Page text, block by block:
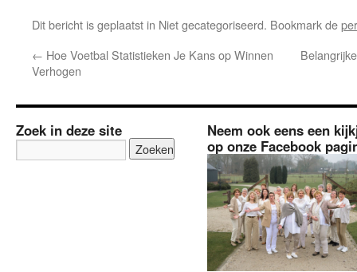
Dit bericht is geplaatst in Niet gecategoriseerd. Bookmark de
← Hoe Voetbal Statistieken Je Kans op Winnen
Verhogen
Zoek in deze site
Neem ook eens een
op onze Facebook